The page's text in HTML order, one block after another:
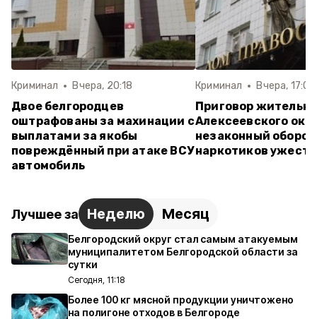
Криминал Вчера, 20:18
Двое белгородцев
оштрафованы за махинации с
выплатами за якобы
повреждённый при атаке ВСУ
автомобиль
Криминал Вчера, 17:07
Приговор
Алексеевского
незаконный оборот
наркотиков
Лучшее за Неделю Месяц
Белгородский округ стал самым атакуемым
муниципалитетом Белгородской области за
сутки
Сегодня, 11:18
Более 100 кг мясной продукции уничтожено
на полигоне отходов в Белгороде